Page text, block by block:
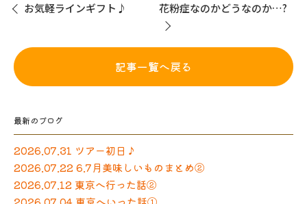
お気軽ラインギフト♪ 花粉症なのかどうなのか…?
記事一覧へ戻る
最新のブログ
2026.07.31 ツアー初日♪
2026.07.22 6.7月美味しいものまとめ②
2026.07.12 東京へ行った話②